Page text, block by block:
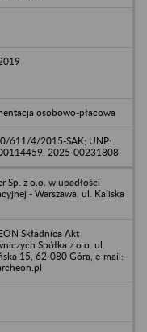
osobowo-płacowa
611/4/2015-SAK; UNP:
2025-00231808
Sp. z o.o. w upadłości
- Warszawa, ul. Kaliska
Składnica Akt
Spółka z o.o. ul.
15, 62-080 Góra, e-mail: